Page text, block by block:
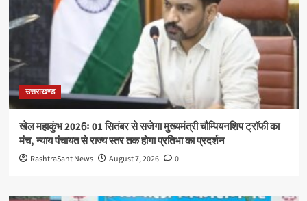
उत्तराखण्ड
खेल महाकुंभ 2026ः 01 सितंबर से सजेगा मुख्यमंत्री चौम्पियनशिप ट्रॉफी का
मंच, न्याय पंचायत से राज्य स्तर तक होगा प्रतिभा का प्रदर्शन
RashtraSant News August 7, 2026 0